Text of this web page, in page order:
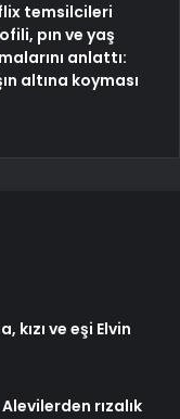
temsilcileri
pın ve yaş
anlattı:
altına koyması
kızı ve eşi Elvin
rızalık